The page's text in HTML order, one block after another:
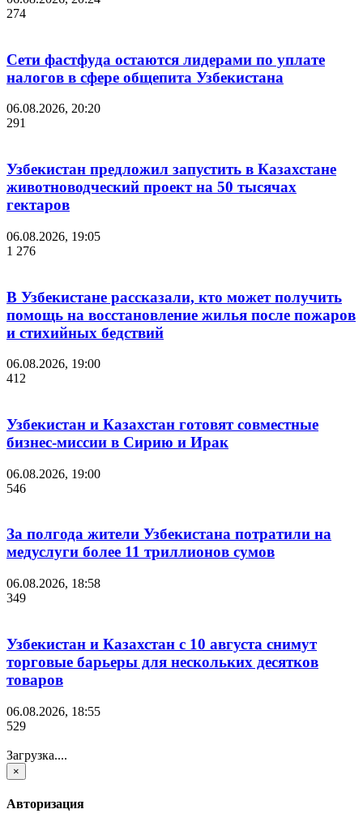
274
Сети фастфуда остаются лидерами по уплате
налогов в сфере общепита Узбекистана
06.08.2026, 20:20
291
Узбекистан предложил запустить в Казахстане
животноводческий проект на 50 тысячах
гектаров
06.08.2026, 19:05
1 276
В Узбекистане рассказали, кто может получить
помощь на восстановление жилья после пожаров
и стихийных бедствий
06.08.2026, 19:00
412
Узбекистан и Казахстан готовят совместные
бизнес-миссии в Сирию и Ирак
06.08.2026, 19:00
546
За полгода жители Узбекистана потратили на
медуслуги более 11 триллионов сумов
06.08.2026, 18:58
349
Узбекистан и Казахстан с 10 августа снимут
торговые барьеры для нескольких десятков
товаров
06.08.2026, 18:55
529
Загрузка....
×
Авторизация